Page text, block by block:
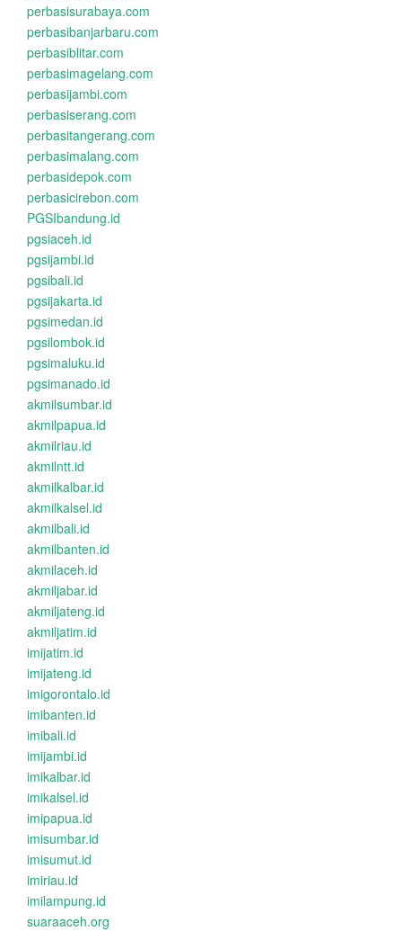
perbasisurabaya.com
perbasibanjarbaru.com
perbasiblitar.com
perbasimagelang.com
perbasijambi.com
perbasiserang.com
perbasitangerang.com
perbasimalang.com
perbasidepok.com
perbasicirebon.com
PGSIbandung.id
pgsiaceh.id
pgsijambi.id
pgsibali.id
pgsijakarta.id
pgsimedan.id
pgsilombok.id
pgsimaluku.id
pgsimanado.id
akmilsumbar.id
akmilpapua.id
akmilriau.id
akmilntt.id
akmilkalbar.id
akmilkalsel.id
akmilbali.id
akmilbanten.id
akmilaceh.id
akmiljabar.id
akmiljateng.id
akmiljatim.id
imijatim.id
imijateng.id
imigorontalo.id
imibanten.id
imibali.id
imijambi.id
imikalbar.id
imikalsel.id
imipapua.id
imisumbar.id
imisumut.id
imiriau.id
imilampung.id
suaraaceh.org